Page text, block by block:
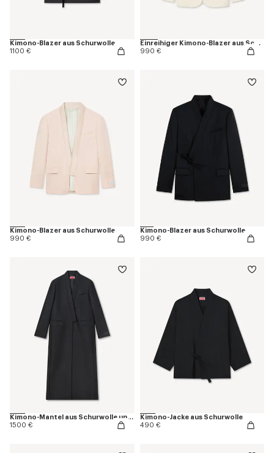
Kimono-Blazer aus Schurwolle
1100 €
Einreihiger Kimono-Blazer aus Schurwolle
990 €
Kimono-Blazer aus Schurwolle
990 €
Kimono-Blazer aus Schurwolle
990 €
Kimono-Mantel aus Schurwolle und Seide
1500 €
Kimono-Jacke aus Schurwolle
490 €